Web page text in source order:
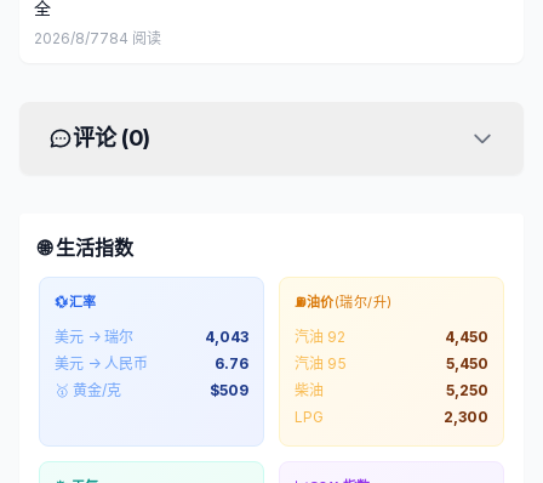
全
2026/8/7784 阅读
评论 (0)
🌐 生活指数
💱汇率
美元 → 瑞尔
4,043
美元 → 人民币
6.76
🥇 黄金/克
$509
⛽油价(瑞尔/升)
汽油 92
4,450
汽油 95
5,450
柴油
5,250
LPG
2,300